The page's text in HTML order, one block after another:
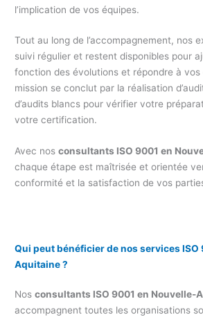
l’implication de vos équipes.
Tout au long de l’accompagnement, nos
suivi régulier et restent disponibles pour
fonction des évolutions et répondre à vos
mission se conclut par la réalisation
d’audits blancs pour vérifier votre
votre certification.
Avec nosconsultants ISO 9001 en
chaque étape est maîtrisée et orientée
conformité et la satisfaction de vos
Qui peut bénéficier de nos services ISO
Aquitaine ?
Nosconsultants ISO 9001 en Nouvelle-
accompagnent toutes les organisations